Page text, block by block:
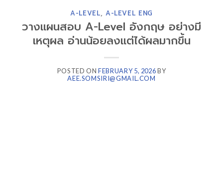
A-LEVEL, A-LEVEL ENG
วางแผนสอบ A-Level อังกฤษ อย่างมี
เหตุผล อ่านน้อยลงแต่ได้ผลมากขึ้น
POSTED ONFEBRUARY 5, 2026BY
AEE.SOMSIRI@GMAIL.COM